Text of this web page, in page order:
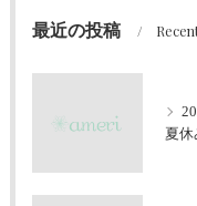
最近の投稿
夏